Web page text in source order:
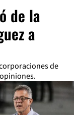
de la
a
de